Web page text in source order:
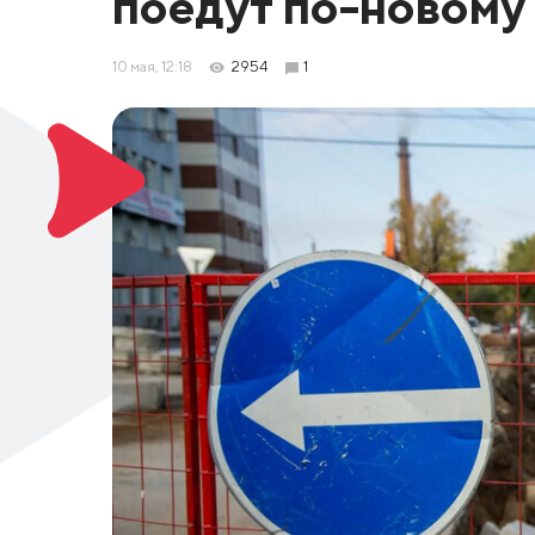
10 мая, 12:18 2954 1